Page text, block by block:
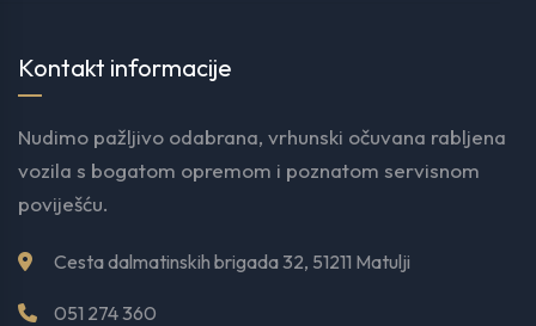
Kontakt informacije
Nudimo pažljivo odabrana, vrhunski očuvana rabljena
vozila s bogatom opremom i poznatom servisnom
poviješću.
Cesta dalmatinskih brigada 32, 51211 Matulji
051 274 360